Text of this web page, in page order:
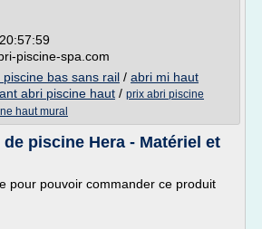
piscine-spa.com
piscine bas sans rail / abri mi haut
abri piscine haut / prix abri piscine
haut mural
piscine Hera - Matériel et
pour pouvoir commander ce produit